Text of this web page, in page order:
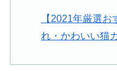
【2021年厳選
れ・かわいい猫